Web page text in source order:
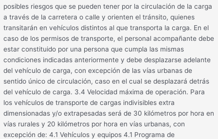
posibles riesgos que se pueden tener por la circulación de la carga
a través de la carretera o calle y orienten el tránsito, quienes
transitarán en vehículos distintos al que transporta la carga. En el
caso de los permisos de transporte, el personal acompañante debe
estar constituido por una persona que cumpla las mismas
condiciones indicadas anteriormente y debe desplazarse adelante
del vehículo de carga, con excepción de las vías urbanas de
sentido único de circulación, caso en el cual se desplazará detrás
del vehículo de carga. 3.4 Velocidad máxima de operación. Para
los vehículos de transporte de cargas indivisibles extra
dimensionadas y/o extrapesadas será de 30 kilómetros por hora en
vías rurales y 20 kilómetros por hora en vías urbanas, con
excepción de: 4.1 Vehículos y equipos 4.1 Programa de